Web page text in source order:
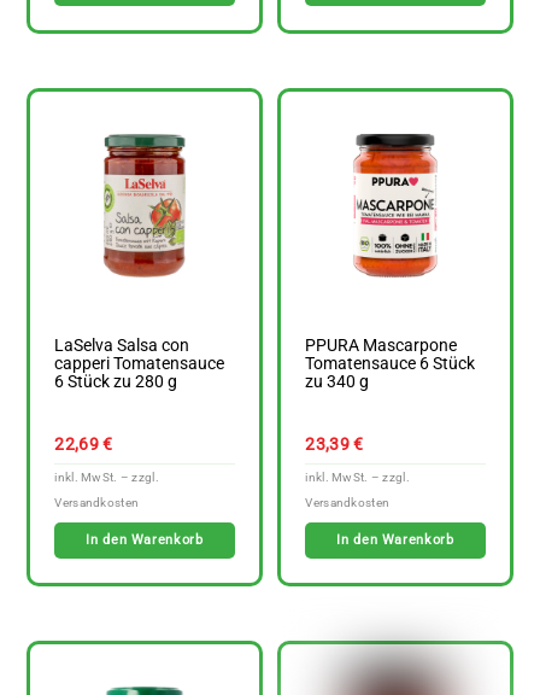
LaSelva Salsa con
capperi Tomatensauce
6 Stück zu 280 g
22,69€
In den Warenkorb
PPURA Mascarpone
Tomatensauce 6 Stück
zu 340 g
23,39€
In den Warenkorb